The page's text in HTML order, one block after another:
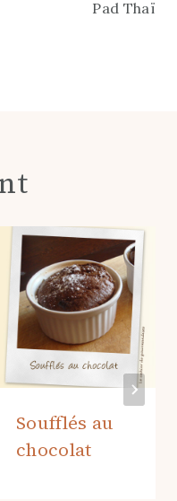
Pad Thaï
Soufflés au
chocolat